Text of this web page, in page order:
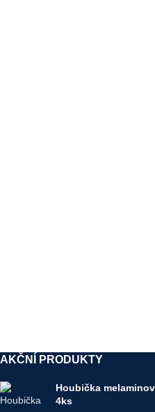
AKČNÍ PRODUKTY
Houbička
4ks